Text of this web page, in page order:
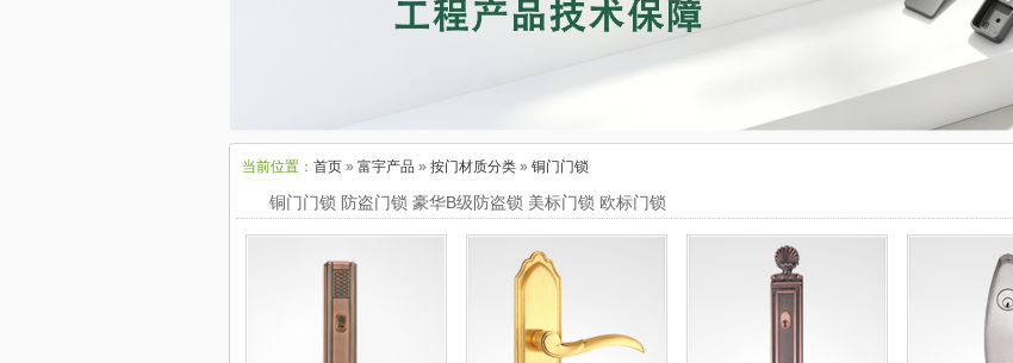
当前位置： 首页 » 富宇产品 » 按门材质分类 » 铜门门锁
铜门门锁 防盗门锁 豪华B级防盗锁 美标门锁 欧标门锁